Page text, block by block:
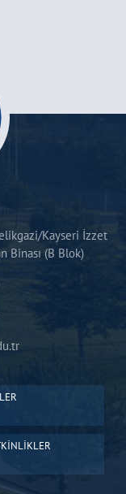
Kayseri İzzet
Binası (B Blok)